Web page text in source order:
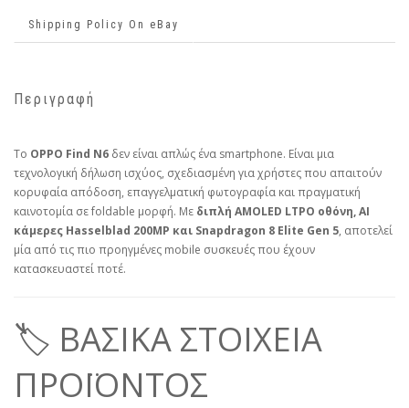
Shipping Policy On eBay
Περιγραφή
Το OPPO Find N6 δεν είναι απλώς ένα smartphone. Είναι μια
τεχνολογική δήλωση ισχύος, σχεδιασμένη για χρήστες που απαιτούν
κορυφαία απόδοση, επαγγελματική φωτογραφία και πραγματική
καινοτομία σε foldable μορφή. Με διπλή AMOLED LTPO οθόνη, AI
κάμερες Hasselblad 200MP και Snapdragon 8 Elite Gen 5, αποτελεί
μία από τις πιο προηγμένες mobile συσκευές που έχουν
κατασκευαστεί ποτέ.
🏷️ ΒΑΣΙΚΑ ΣΤΟΙΧΕΙΑ
ΠΡΟΪΟΝΤΟΣ